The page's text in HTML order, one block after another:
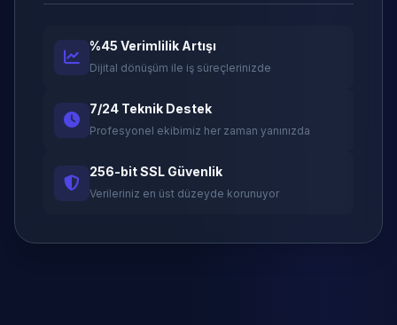
%45 Verimlilik Artışı
Dijital dönüşüm ile iş süreçlerinizde
7/24 Teknik Destek
Profesyonel ekibimiz her zaman yanınızda
256-bit SSL Güvenlik
Verileriniz en üst düzeyde korunuyor